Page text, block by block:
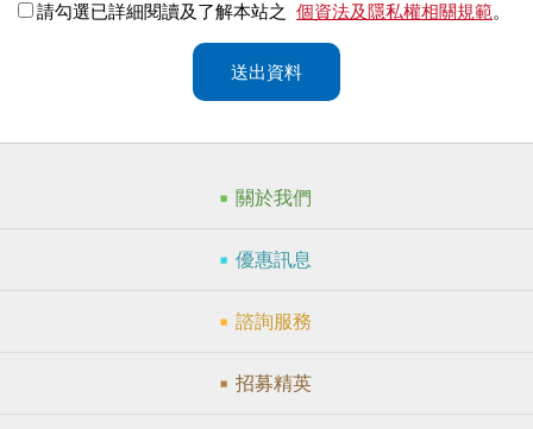
請勾選已詳細閱讀及了解本站之
個資法及隱私權相關規範。
送出資料
關於我們
優惠訊息
諮詢服務
招募精英